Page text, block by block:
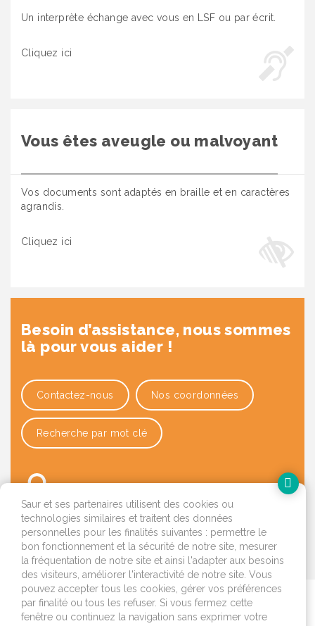
Un interprète échange avec vous en LSF ou par écrit.
Cliquez ici
Vous êtes aveugle ou malvoyant
Vos documents sont adaptés en braille et en caractères
agrandis.
Cliquez ici
Besoin d’assistance, nous sommes
là pour vous aider !
Contactez-nous Nos coordonnées
Recherche par mot clé
OK
Je déménage
Saur et ses partenaires utilisent des cookies ou
technologies similaires et traitent des données
personnelles pour les finalités suivantes : permettre le
bon fonctionnement et la sécurité de notre site, mesurer
la fréquentation de notre site et ainsi l'adapter aux besoins
des visiteurs, améliorer l'interactivité de notre site. Vous
pouvez accepter tous les cookies, gérer vos préférences
par finalité ou tous les refuser. Si vous fermez cette
fenêtre ou continuez la navigation sans exprimer votre